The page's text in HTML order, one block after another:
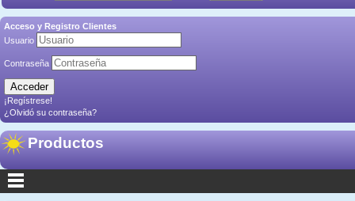
Acceso y Registro Clientes
Usuario
Contraseña
¡Regístrese!
¿Olvidó su contraseña?
Productos